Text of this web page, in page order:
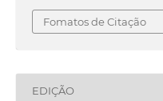
Fomatos de Citação
EDIÇÃO